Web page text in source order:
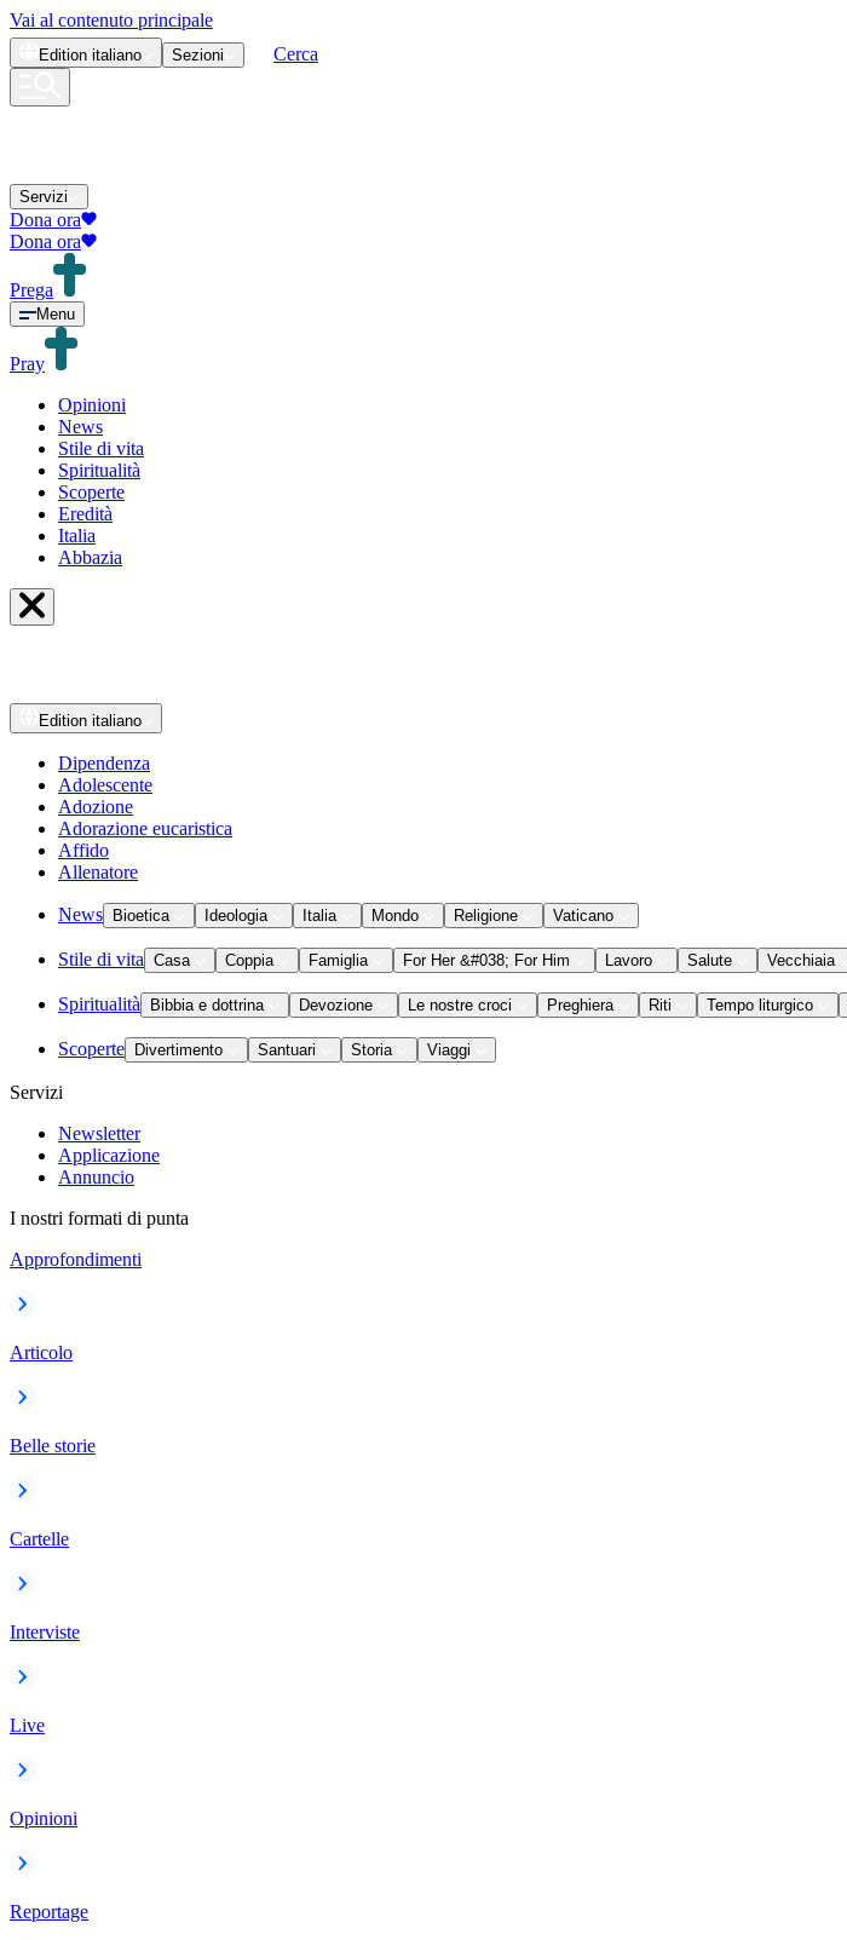
Vai al contenuto principale
Edition italiano Sezioni Cerca
Servizi
Dona ora
Dona ora
Prega
Menu
Pray
Opinioni
News
Stile di vita
Spiritualità
Scoperte
Eredità
Italia
Abbazia
Edition italiano
Dipendenza
Adolescente
Adozione
Adorazione eucaristica
Affido
Allenatore
News Bioetica Ideologia Italia Mondo Religione Vaticano
Stile di vita Casa Coppia Famiglia For Her &#038; For Him Lavoro Salute Vecchiaia
Spiritualità Bibbia e dottrina Devozione Le nostre croci Preghiera Riti Tempo liturgico
Scoperte Divertimento Santuari Storia Viaggi
Servizi
Newsletter
Applicazione
Annuncio
I nostri formati di punta
Approfondimenti
Articolo
Belle storie
Cartelle
Interviste
Live
Opinioni
Reportage